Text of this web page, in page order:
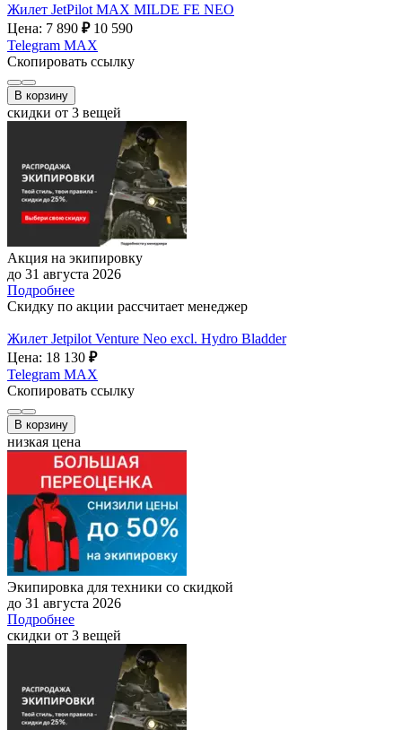
Жилет JetPilot MAX MILDE FE NEO
Цена: 7 890 ₽ 10 590
Telegram MAX
Скопировать ссылку
В корзину
скидки от 3 вещей
Акция на экипировку
до 31 августа 2026
Подробнее
Скидку по акции рассчитает менеджер
Жилет Jetpilot Venture Neo excl. Hydro Bladder
Цена: 18 130 ₽
Telegram MAX
Скопировать ссылку
В корзину
низкая цена
Экипировка для техники со скидкой
до 31 августа 2026
Подробнее
скидки от 3 вещей